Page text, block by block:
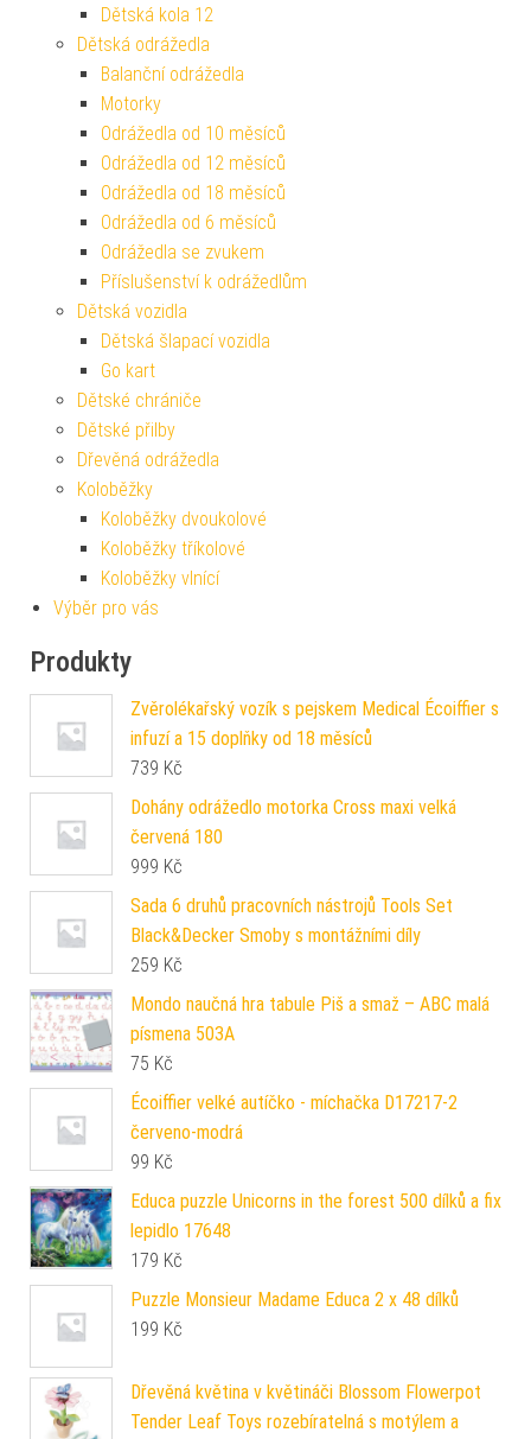
Dětská kola 12
Dětská odrážedla
Balanční odrážedla
Motorky
Odrážedla od 10 měsíců
Odrážedla od 12 měsíců
Odrážedla od 18 měsíců
Odrážedla od 6 měsíců
Odrážedla se zvukem
Příslušenství k odrážedlům
Dětská vozidla
Dětská šlapací vozidla
Go kart
Dětské chrániče
Dětské přilby
Dřevěná odrážedla
Koloběžky
Koloběžky dvoukolové
Koloběžky tříkolové
Koloběžky vlnící
Výběr pro vás
Produkty
Zvěrolékařský vozík s pejskem Medical Écoiffier s
infuzí a 15 doplňky od 18 měsíců
739 Kč
Dohány odrážedlo motorka Cross maxi velká
červená 180
999 Kč
Sada 6 druhů pracovních nástrojů Tools Set
Black&Decker Smoby s montážními díly
259 Kč
Mondo naučná hra tabule Piš a smaž – ABC malá
písmena 503A
75 Kč
Écoiffier velké autíčko - míchačka D17217-2
červeno-modrá
99 Kč
Educa puzzle Unicorns in the forest 500 dílků a fix
lepidlo 17648
179 Kč
Puzzle Monsieur Madame Educa 2 x 48 dílků
199 Kč
Dřevěná květina v květináči Blossom Flowerpot
Tender Leaf Toys rozebíratelná s motýlem a